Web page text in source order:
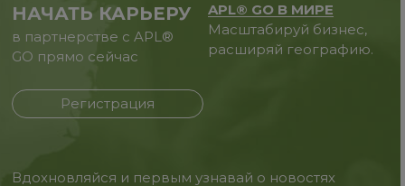
НАЧАТЬ КАРЬЕРУ
в партнерстве с APL®
GO прямо сейчас
Регистрация
APL® GO В МИРЕ
Масштабируй бизнес,
расширяй географию.
Вдохновляйся и первым узнавай о новостях